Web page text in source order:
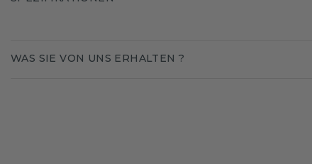
WAS SIE VON UNS ERHALTEN ?